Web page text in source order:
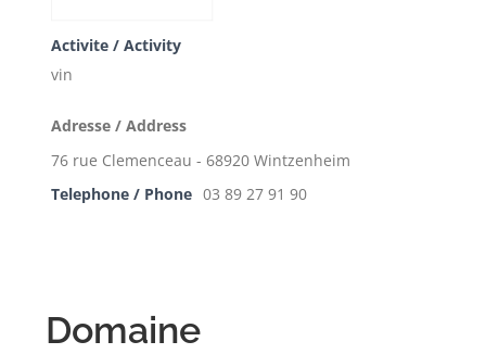
Activite / Activity
vin
Adresse / Address
76 rue Clemenceau - 68920 Wintzenheim
Telephone / Phone 03 89 27 91 90
Domaine